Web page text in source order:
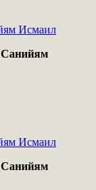
Санийям
Санийям